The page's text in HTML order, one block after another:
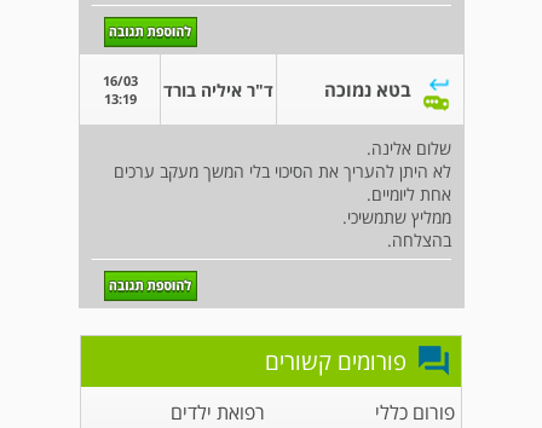
בטא נמוכה ד"ר איליה בורד
16/03
13:19
שלום אלינה.
לא היתן להעריך את הסיכוי בלי המשך מעקב ערכים
אחת ליומיים.
ממליץ שתמשיכי.
בהצלחה.
פורומים קשורים
פורום כללי רפואת ילדים